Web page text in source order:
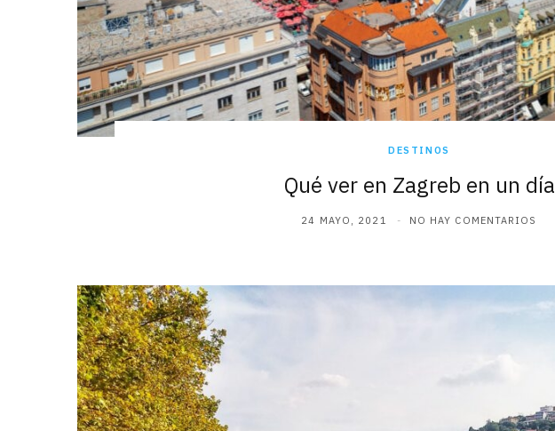
DESTINOS
Qué ver en Zagreb en un día
24 MAYO, 2021 NO HAY COMENTARIOS